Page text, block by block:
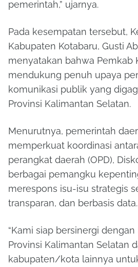
pemerintah,” ujarnya.
Pada kesempatan tersebut,
Kabupaten Kotabaru, Gusti
menyatakan bahwa Pemkab
mendukung penuh upaya
komunikasi publik yang
Provinsi Kalimantan Selatan.
Menurutnya, pemerintah
memperkuat koordinasi
perangkat daerah (OPD),
berbagai pemangku
merespons isu-isu strategis
transparan, dan berbasis data.
“Kami siap bersinergi
Provinsi Kalimantan Selatan
kabupaten/kota lainnya